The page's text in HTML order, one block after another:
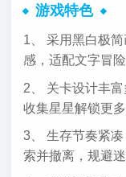
游戏特色
1、 采用黑白极
感，适配文字冒
2、 关卡设计丰
收集星星解锁更
3、 生存节奏紧
索并撤离，规避